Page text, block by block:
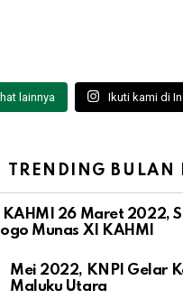
lainnya Ikuti kami di
TRENDING BULAN
26 Maret 2022,
Munas XI KAHMI
Mei 2022, KNPI Gelar
Maluku Utara